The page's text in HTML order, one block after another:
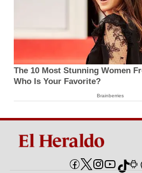
The 10 Most Stunning Women
Who Is Your Favorite?
Brainberries